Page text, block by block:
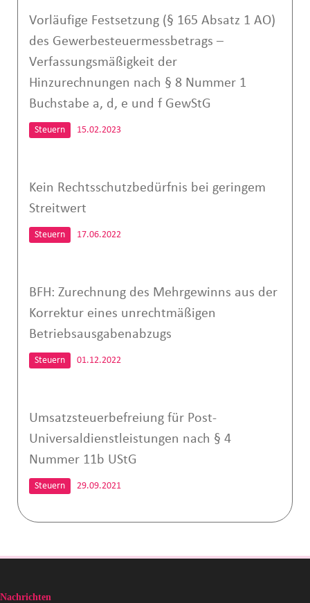
Vorläufige Festsetzung (§ 165 Absatz 1 AO)
des Gewerbesteuermessbetrags –
Verfassungsmäßigkeit der
Hinzurechnungen nach § 8 Nummer 1
Buchstabe a, d, e und f GewStG
Steuern 15.02.2023
Kein Rechtsschutzbedürfnis bei geringem
Streitwert
Steuern 17.06.2022
BFH: Zurechnung des Mehrgewinns aus der
Korrektur eines unrechtmäßigen
Betriebsausgabenabzugs
Steuern 01.12.2022
Umsatzsteuerbefreiung für Post-
Universaldienstleistungen nach § 4
Nummer 11b UStG
Steuern 29.09.2021
Nachrichten